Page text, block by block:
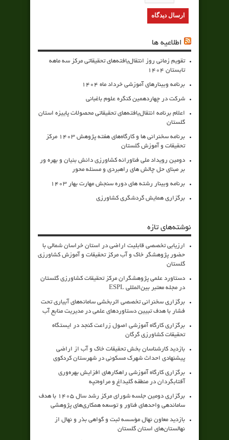
اطلاعیه ها
تقویم زمانی روز انتقال‌یافته‌های تحقیقاتی مرکز سه ماهه
تابستان 1404
برنامه وبینارهای آموزشی خرداد ماه 1404
شرکت در چهاردهمین کنگره علوم باغبانی
اعلام برنامه انتقال‌یافته‌های تحقیقاتی محصولات پاییزه استان
گلستان
برنامه سخنرانی ها و کارگاه‌های هفته پژوهش 1403 مرکز
تحقیقات و آموزش گلستان
دومین رویداد ملی فناورانه کشاورزی دانش بنیان و بهره ور
بر مبنای حل چالش های راهبردی و مسئله محور
برنامه وبینار رشته های دوره سنجش مهارت بهار 1403
برگزاری همایش گردشگری کشاورزی
نوشته‌های تازه
ارزیابی تخصصی قابلیت اراضی در استان خراسان شمالی با
حضور پژوهشگر خاک و آب مرکز تحقیقات و آموزش کشاورزی
گلستان
دستاورد علمی پژوهشگران مرکز تحقیقات کشاورزی گلستان
در مجله معتبر بین‌المللی ESPL
برگزاری سخنرانی تخصصی اثربخشی سامانه‌های آبیاری تحت
فشار با هدف تبیین دستاوردهای علمی در مدیریت منابع آب
برگزاری کارگاه آموزشی اصول زراعت کنجد در ایستگاه
تحقیقات کشاورزی گرگان
بازدید کارشناسان بخش تحقیقات خاک و آب از اراضی
پیشنهادی احداث شهرک مسکونی در شهرستان کردکوی
برگزاری کارگاه آموزشی راهکارهای افزایش بهره‌وری
آفتابگردان در منطقه گلیداغ و مراوه‌تپه
برگزاری دومین جلسه شورای مرکز رشد سال ۱۴۰۵ با هدف
ساماندهی واحدهای فناور و توسعه همکاری‌های پژوهشی
بازدید معاون نهال مؤسسه ثبت و گواهی بذر و نهال از
نهالستان‌های استان گلستان